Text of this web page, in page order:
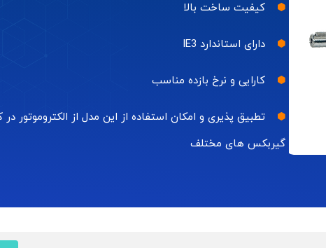
کیفیت ساخت بالا
دارای استاندارد IE3
کارایی و نرخ بازده مناسب
تطبیق پذیری و امکان استفاده از این مدل از الکتروموتور در
گیربکس های مختلف